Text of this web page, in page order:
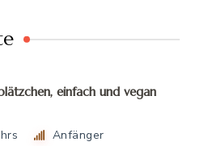
einfach und vegan
Anfänger